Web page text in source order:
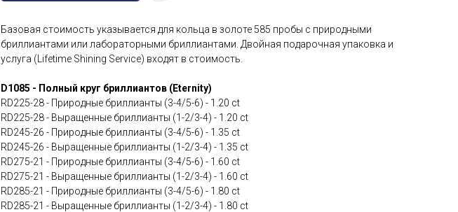
Базовая стоимость указывается для кольца в золоте 585 пробы с природными
бриллиантами или лабораторными бриллиантами. Двойная подарочная упаковка и
услуга (Lifetime Shining Service) входят в стоимость.
D1085 - Полный круг бриллиантов (Eternity)
RD225-28 - Природные бриллианты (3-4/5-6) - 1.20 ct
RD225-28 - Выращенные бриллианты (1-2/3-4) - 1.20 ct
RD245-26 - Природные бриллианты (3-4/5-6) - 1.35 ct
RD245-26 - Выращенные бриллианты (1-2/3-4) - 1.35 ct
RD275-21 - Природные бриллианты (3-4/5-6) - 1.60 ct
RD275-21 - Выращенные бриллианты (1-2/3-4) - 1.60 ct
RD285-21 - Природные бриллианты (3-4/5-6) - 1.80 ct
RD285-21 - Выращенные бриллианты (1-2/3-4) - 1.80 ct